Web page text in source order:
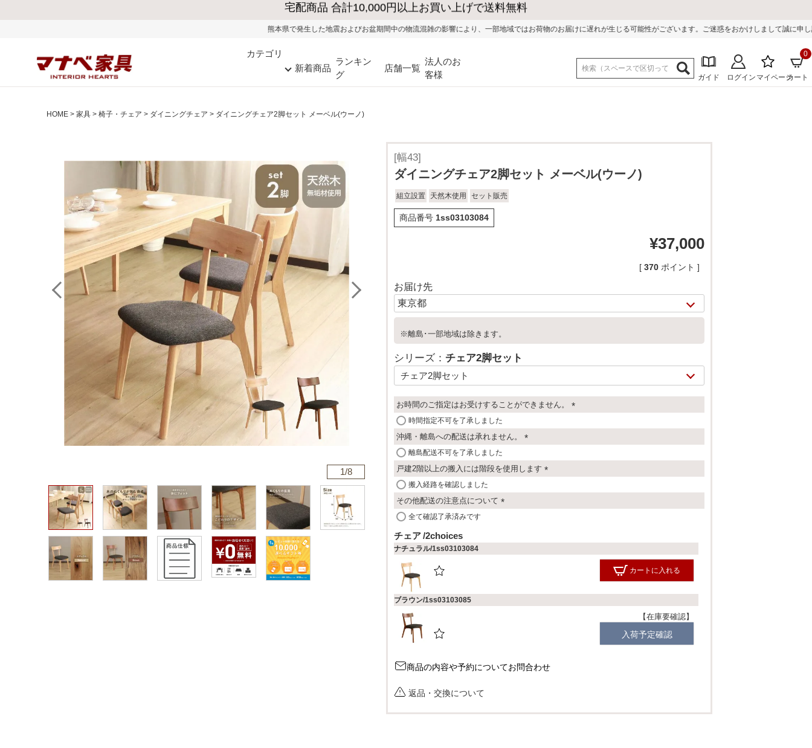
大型家具の送料・設置無料（※当社エリア）
熊本県で発生した地震およびお盆期間中の物流混雑の影響により、一部地域ではお荷物のお届けに遅れが生じる可能性がございます。ご迷惑をおかけしまして誠に申し訳ございません。
カテゴリ
新着商品
ランキン
グ
店舗一覧
法人のお
客様
ガイド ログイン マイページカート
0
HOME 家具 椅子・チェア ダイニングチェア ダイニングチェア2脚セット メーベル(ウーノ)
1/8
[幅43]
ダイニングチェア2脚セット メーベル(ウーノ)
組立設置 天然木使用 セット販売
商品番号 1ss03103084
¥37,000
[ 370 ポイント ]
お届け先
※離島･一部地域は除きます。
シリーズ： チェア2脚セット
お時間のご指定はお受けすることができません。
必
時間指定不可を了承しました
沖縄・離島への配送は承れません。
必
須
離島配送不可を了承しました
戸建2階以上の搬入には階段を使用します
必
搬入経路を確認しました
その他配送の注意点について
全て確認了承済みです
チェア 2choices
ナチュラル/1ss03103084
カートに入れる
ブラウン/1ss03103085
在庫要確認
入荷予定確認
商品の内容や予約についてお問合わせ
返品・交換について